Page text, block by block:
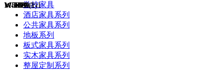
学校家具
酒店家具系列
公共家具系列
地板系列
板式家具系列
实木家具系列
整屋定制系列
W681A
W-608A
W587A
W58^
W583A
W-56B
M-188^
W-5^
M-1558A-1
W-52A
W-51A
W-51A (2)